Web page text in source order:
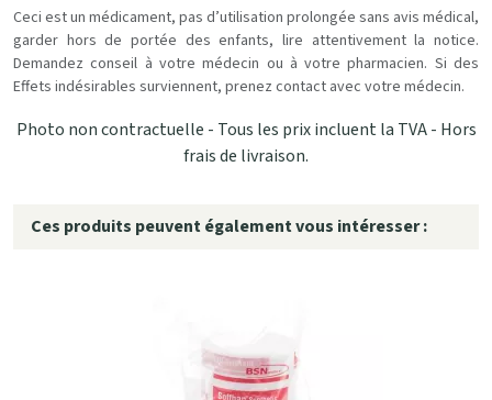
Ceci est un médicament, pas d’utilisation prolongée sans avis médical,
garder hors de portée des enfants, lire attentivement la notice.
Demandez conseil à votre médecin ou à votre pharmacien. Si des
Effets indésirables surviennent, prenez contact avec votre médecin.
Photo non contractuelle - Tous les prix incluent la TVA - Hors
frais de livraison.
Ces produits peuvent également vous intéresser :